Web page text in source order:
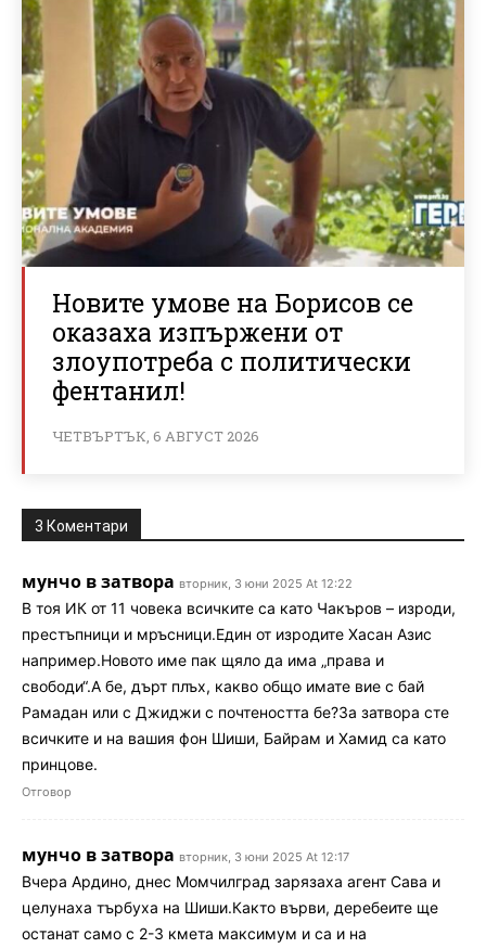
Новите умове на Борисов се
оказаха изпържени от
злоупотреба с политически
фентанил!
ЧЕТВЪРТЪК, 6 АВГУСТ 2026
3 Коментари
мунчо в затвора вторник, 3 юни 2025 At 12:22
В тоя ИК от 11 човека всичките са като Чакъров – изроди,
престъпници и мръсници.Един от изродите Хасан Азис
например.Новото име пак щяло да има „права и
свободи“.А бе, дърт плъх, какво общо имате вие с бай
Рамадан или с Джиджи с почтеността бе?За затвора сте
всичките и на вашия фон Шиши, Байрам и Хамид са като
принцове.
Отговор
мунчо в затвора вторник, 3 юни 2025 At 12:17
Вчера Ардино, днес Момчилград зарязаха агент Сава и
целунаха търбуха на Шиши.Както върви, деребеите ще
останат само с 2-3 кмета максимум и са и на